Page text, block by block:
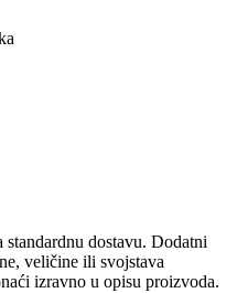
​​dostavu. Dodatni
veličine ili svojstava
izravno u opisu proizvoda.